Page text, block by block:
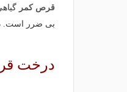
قرص کمر
بی ضرر است.
درخت